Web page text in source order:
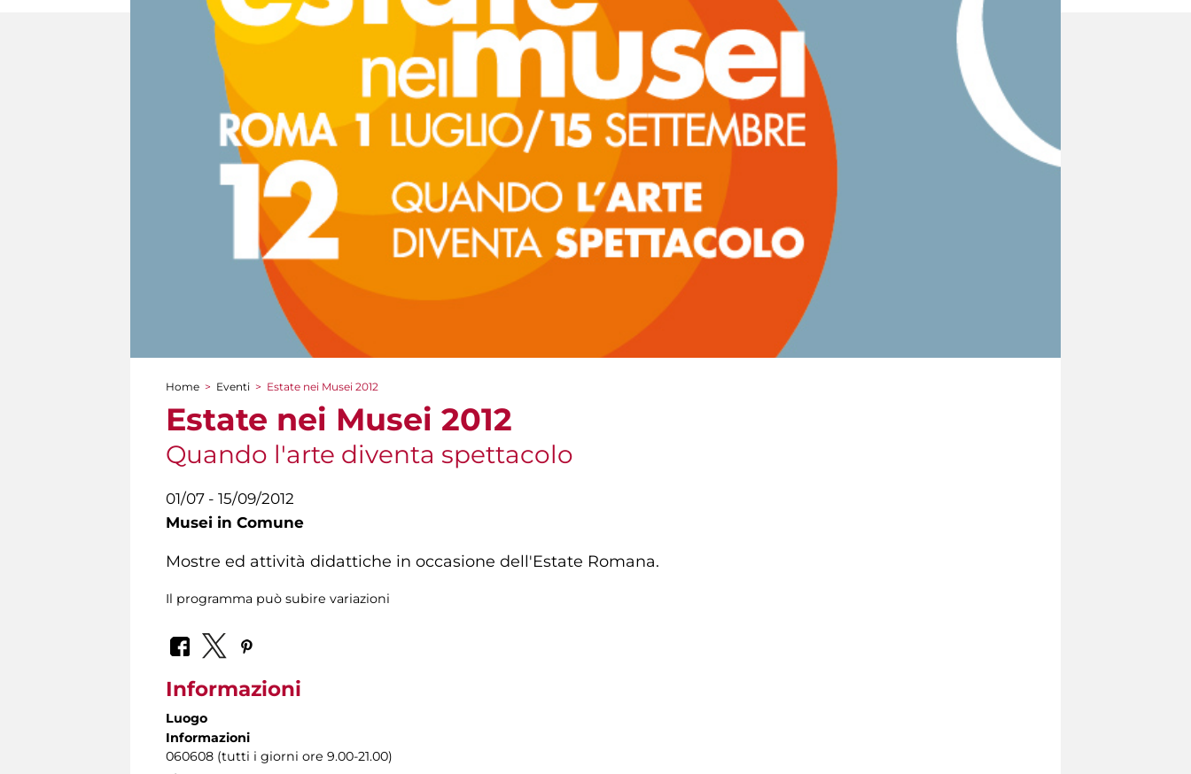
Tu sei qui
Home > Eventi > Estate nei Musei 2012
Estate nei Musei 2012
Quando l'arte diventa spettacolo
01/07 - 15/09/2012
Musei in Comune
Mostre ed attività didattiche in occasione dell'Estate Romana.
Il programma può subire variazioni
Informazioni
Luogo
Informazioni
060608 (tutti i giorni ore 9.00-21.00)